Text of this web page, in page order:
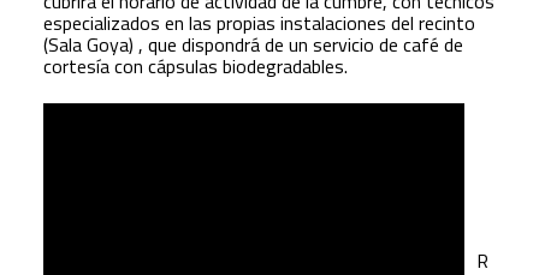
especializados en las propias instalaciones del recinto
(Sala Goya) , que dispondrá de un servicio de café de
cortesía con cápsulas biodegradables.
R